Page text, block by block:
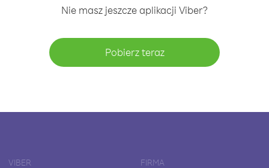
Nie masz jeszcze aplikacji Viber?
Pobierz teraz
VIBER FIRMA